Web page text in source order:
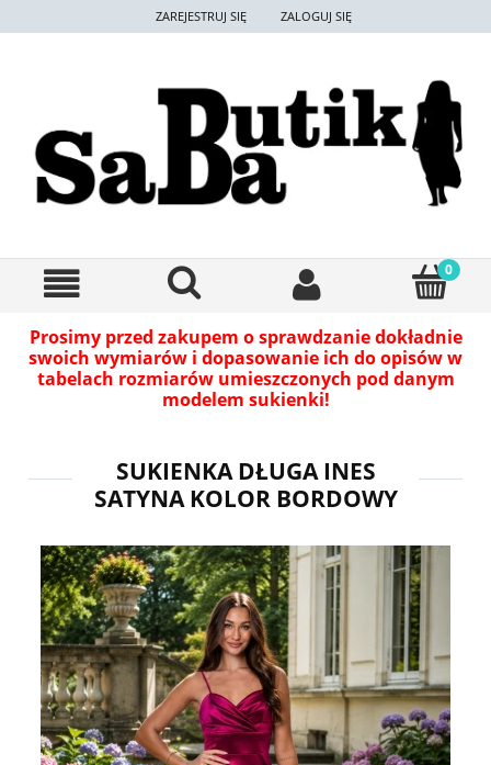
ZAREJESTRUJ SIĘ ZALOGUJ SIĘ
Prosimy przed zakupem o sprawdzanie dokładnie
swoich wymiarów i dopasowanie ich do opisów w
tabelach rozmiarów umieszczonych pod danym
modelem sukienki!
SUKIENKA DŁUGA INES
SATYNA KOLOR BORDOWY